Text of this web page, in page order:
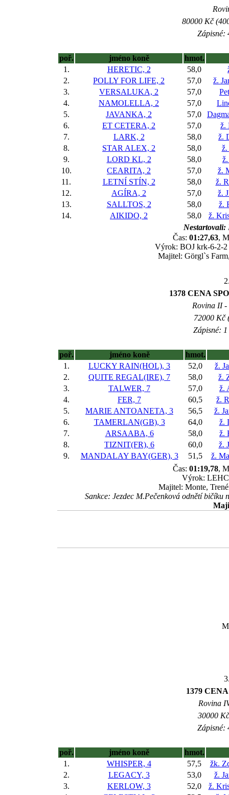
80000 Kč
Zápisné:
poř. jméno koně
hmot.
1.
HERETIC, 2 58,0
2.
POLLY FOR LIFE, 2 57,0
ž.
3.
VERSALUKA, 2 57,0
4.
NAMOLELLA, 2 57,0
5.
JAVANKA, 2 57,0
6.
ET CETERA, 2 57,0
ž.
7.
LARK, 2 58,0
ž.
8.
STAR ALEX, 2 58,0
ž.
9.
LORD KL, 2 58,0
10.
CEARITA, 2 57,0
ž.
11.
LETNÍ STÍN, 2 58,0
ž.
12.
AGÍRA, 2 57,0
ž.
13.
SALLTOS, 2 58,0
ž.
14.
AIKIDO, 2 58,0
ž.
Nestartovali:
Čas: 01:27,63,
Výrok: BOJ krk-6-2-2
Majitel: Görgl`s
1378 CENA
Rovina II -
72000 Kč
Zápisné:
poř. jméno koně
hmot.
1.
LUCKY RAIN(HOL), 3 52,0
ž.
2.
QUITE REGAL(IRE), 7 58,0
ž.
3.
TALWER, 7 57,0
ž.
4.
FER, 7 60,5
ž.
5.
MARIE ANTOANETA, 3 56,5
ž.
6.
TAMERLAN(GB), 3 64,0
ž.
7.
ARSAABA, 6 58,0
ž.
8.
TIZNIT(FR), 6 60,0
ž.
9.
MANDALAY BAY(GER), 3 51,5
ž.
Čas: 01:19,78,
Výrok:
Majitel: Monte,
Sankce: Jezdec M.Pečenková odnětí
1379
Rovina
30000
Zápisné:
poř. jméno koně
hmot.
1.
WHISPER, 4 57,5
žk.
2.
LEGACY, 3 53,0
ž.
3.
KERLOW, 3 52,0
ž.